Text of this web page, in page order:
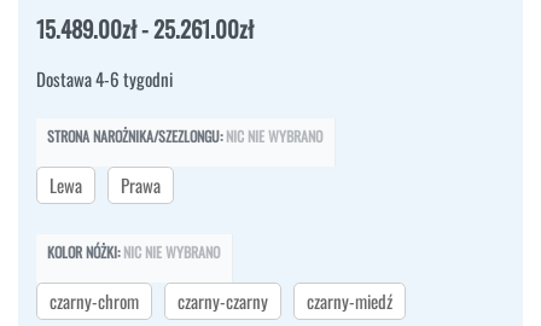
15.489.00zł 25.261.00zł
Dostawa 4-6 tygodni
STRONA NAROŻNIKA/SZEZLONGU: NIC NIE WYBRANO
Lewa Prawa
KOLOR NÓŻKI: NIC NIE WYBRANO
czarny-chrom czarny-czarny
czarny-miedź